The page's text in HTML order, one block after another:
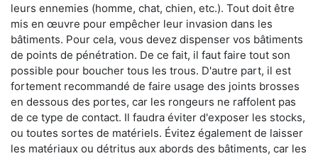
leurs ennemies (homme, chat, chien, etc.). Tout doit être
mis en œuvre pour empêcher leur invasion dans les
bâtiments. Pour cela, vous devez dispenser vos bâtiments
de points de pénétration. De ce fait, il faut faire tout son
possible pour boucher tous les trous. D'autre part, il est
fortement recommandé de faire usage des joints brosses
en dessous des portes, car les rongeurs ne raffolent pas
de ce type de contact. Il faudra éviter d'exposer les stocks,
ou toutes sortes de matériels. Évitez également de laisser
les matériaux ou détritus aux abords des bâtiments, car les